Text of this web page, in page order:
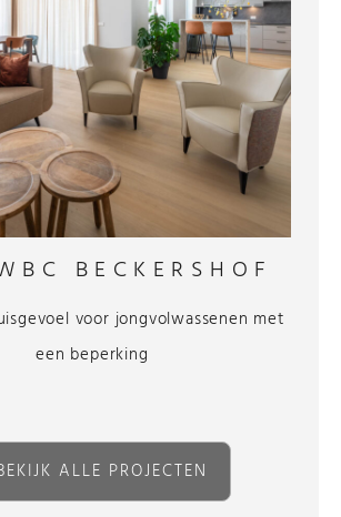
BECKERSHOF
voor jongvolwassenen met
een beperking
ALLE PROJECTEN